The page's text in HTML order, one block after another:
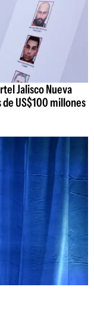
Jalisco Nueva
de US$100 millones